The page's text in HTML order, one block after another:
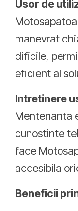
Usor de
manevrat
dificile,
eficient al
Intretinere
Mentenanta
cunostinte
face
accesibila
Beneficii